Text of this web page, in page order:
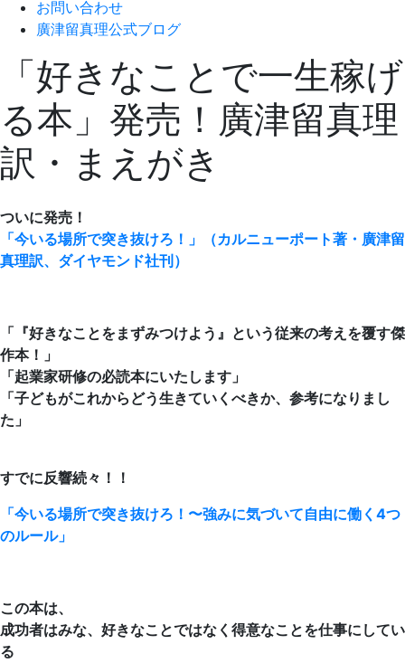
お問い合わせ
廣津留真理公式ブログ
「好きなことで一生稼げ
る本」発売！廣津留真理
訳・まえがき
ついに発売！
「今いる場所で突き抜けろ！」（カルニューポート著・廣津留
真理訳、ダイヤモンド社刊）
「『好きなことをまずみつけよう』という従来の考えを覆す傑
作本！」
「起業家研修の必読本にいたします」
「子どもがこれからどう生きていくべきか、参考になりまし
た」
すでに反響続々！！
「今いる場所で突き抜けろ！〜強みに気づいて自由に働く4つ
のルール」
この本は、
成功者はみな、好きなことではなく得意なことを仕事にしてい
る